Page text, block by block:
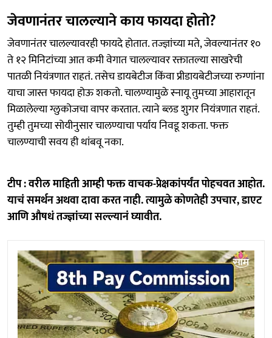
जेवणानंतर चालल्याने काय फायदा होतो?
जेवणानंतर चालल्यावरही फायदे होतात. तज्ज्ञांच्या मते, जेवल्यानंतर १०
ते १२ मिनिटांच्या आत कमी वेगात चालल्यावर रक्तातल्या साखरेची
पातळी नियंत्रणात राहतं. तसेच डायबेटीज किंवा प्रीडायबेटीजच्या रुग्णांना
याचा जास्त फायदा होऊ शकतो. चालण्यामुळे स्नायू तुमच्या आहारातून
मिळालेल्या ग्लुकोजचा वापर करतात. त्याने ब्लड शुगर नियंत्रणात राहतं.
तुम्ही तुमच्या सोयीनुसार चालण्याचा पर्याय निवडू शकता. फक्त
चालण्याची सवय ही थांबवू नका.
टीप : वरील माहिती आम्ही फक्त वाचक-प्रेक्षकांपर्यंत पोहचवत आहोत.
याचं समर्थन अथवा दावा करत नाही. त्यामुळे कोणतेही उपचार, डाएट
आणि औषधं तज्ज्ञांच्या सल्ल्यानं घ्यावीत.